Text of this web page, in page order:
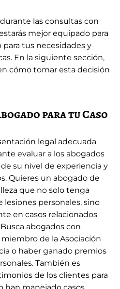
las consultas con
mejor equipado para
tus necesidades y
En la siguiente sección,
cómo tomar esta decisión
para tu Caso
legal adecuada
evaluar a los abogados
su nivel de experiencia y
Quieres un abogado de
que no solo tenga
lesiones personales, sino
en casos relacionados
abogados con
de la Asociación
o haber ganado premios
También es
de los clientes para